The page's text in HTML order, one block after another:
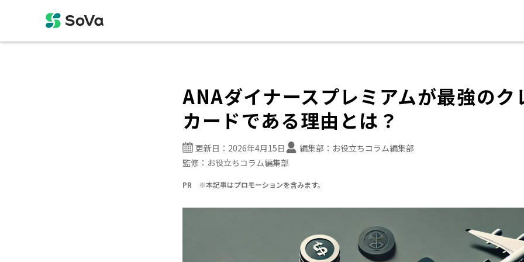
ANAダイナースプレミアムが最強のク
カードである理由とは？
更新日： 2026年4月15日 編集部： お役立ちコラム編集部
監修： お役立ちコラム編集部
PR ※本記事はプロモーションを含みます。